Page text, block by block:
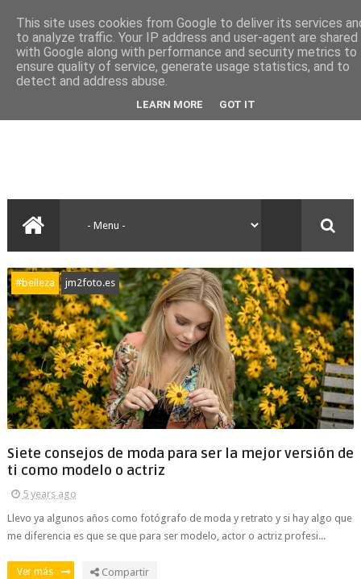
#belleza jm2foto.es
Siete consejos de moda para ser la mejor versión de
ti como modelo o actriz
5 years ago
Llevo ya algunos años como fotógrafo de moda y retrato y si hay algo que
me diferencia es que se que para ser modelo, actor o actriz profesi...
Ver más Compartir
This site uses cookies from Google to deliver its services
to analyze traffic. Your IP address and user-agent are shared
with Google along with performance and security metrics to
ensure quality of service, generate usage statistics, and to
detect and address abuse.
LEARN MORE GOT IT